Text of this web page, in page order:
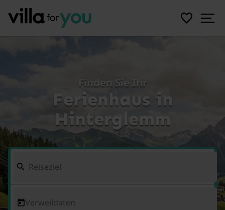
Finden Sie Ihr
Ferienhaus in
Hinterglemm
Verweildaten